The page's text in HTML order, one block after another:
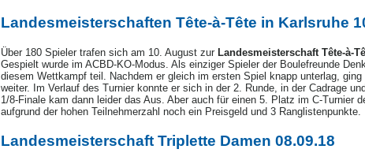
Landesmeisterschaften Tête-à-Tête in Karlsruhe
Über 180 Spieler trafen sich am 10. August zur Landesmeisterschaft Tête-à-
Gespielt wurde im ACBD-KO-Modus. Als einziger Spieler der Boulefreunde
diesem Wettkampf teil. Nachdem er gleich im ersten Spiel knapp unterlag,
weiter. Im Verlauf des Turnier konnte er sich in der 2. Runde, in der Cadrage
1/8-Finale kam dann leider das Aus. Aber auch für einen 5. Platz im C-Turnier
aufgrund der hohen Teilnehmerzahl noch ein Preisgeld und 3 Ranglistenpunkte.
Landesmeisterschaft Triplette Damen 08.09.18